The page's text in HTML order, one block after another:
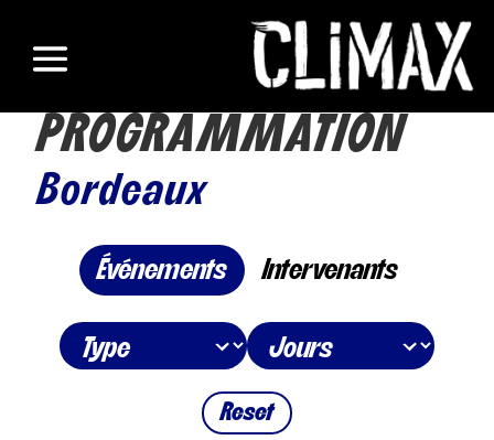
PROGRAMMATION
Bordeaux
Événements Intervenants
Reset